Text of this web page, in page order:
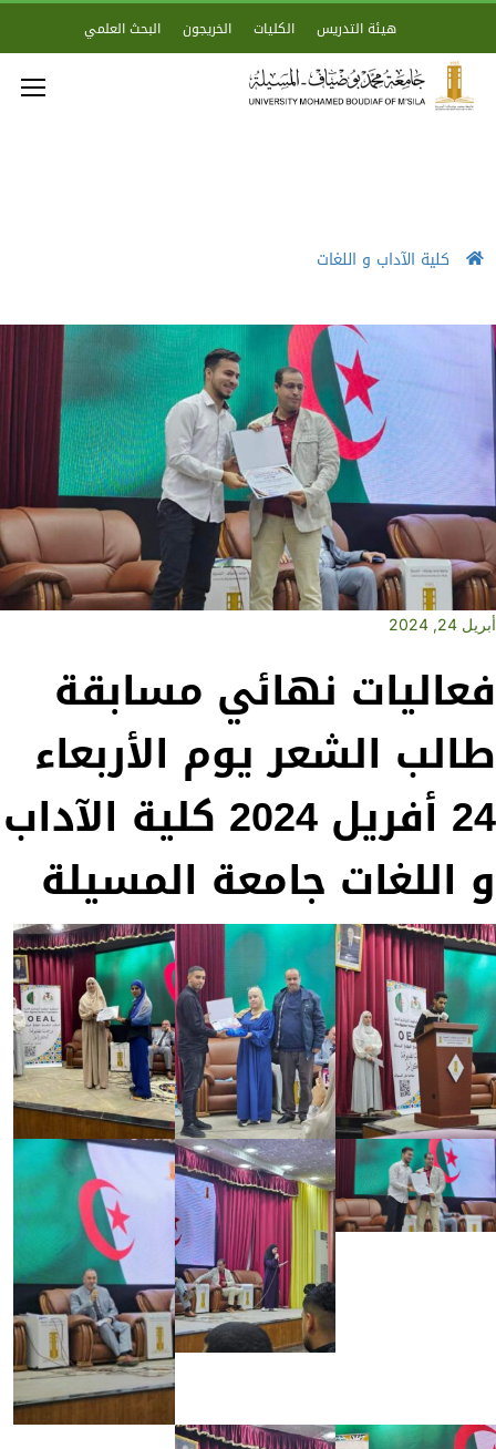
هيئة التدريس الكليات الخريجون البحث العلمي
كلية الآداب و اللغات
أبريل 24, 2024
فعاليات نهائي مسابقة
طالب الشعر يوم الأربعاء
24 أفريل 2024 كلية الآداب
و اللغات جامعة المسيلة